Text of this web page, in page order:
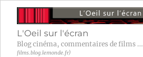
L'Oeil sur l'écran
Blog cinéma, commentaires de films ...
films.blog.lemonde.fr)